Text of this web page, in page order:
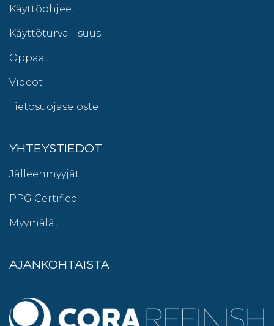
Käyttöohjeet
Käyttöturvallisuus
Oppaat
Videot
Tietosuojaseloste
YHTEYSTIEDOT
Jälleenmyyjät
PPG Certified
Myymälät
AJANKOHTAISTA